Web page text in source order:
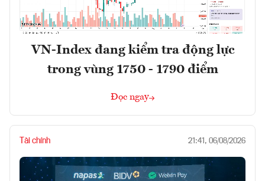
VN-Index đang kiểm tra động lực
trong vùng 1750 - 1790 điểm
Đọc ngay
Tài chính 21:41, 06/08/2026